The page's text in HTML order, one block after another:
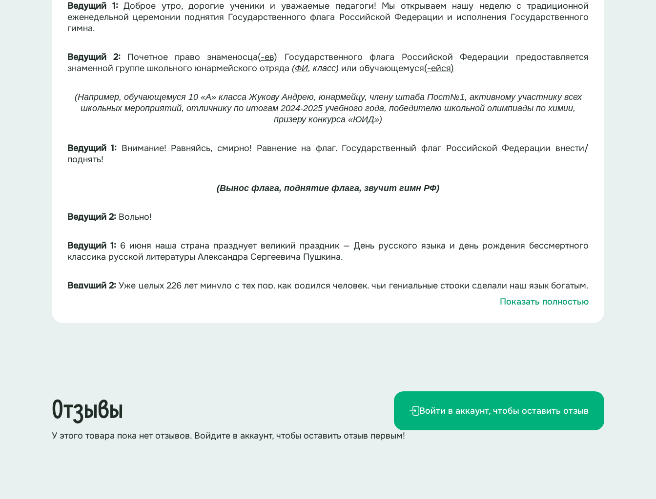
Ведущий 1: Доброе утро, дорогие ученики и уважаемые педагоги! Мы открываем нашу неделю с традиционной
еженедельной церемонии поднятия Государственного флага Российской Федерации и исполнения Государственного
гимна.
Ведущий 2: Почетное право знаменосца(-ев) Государственного флага Российской Федерации предоставляется
знаменной группе школьного юнармейского отряда (ФИ, класс) или обучающемуся(-ейся)
(Например, обучающемуся 10 «А»класса Жукову Андрею, юнармейцу, члену штаба Пост№1, активному участнику всех
школьных мероприятий, отличнику по итогам 2024-2025 учебного года, победителю школьной олимпиады по химии,
призеру конкурса «ЮИД»)
Ведущий 1: Внимание! Равняйсь, смирно! Равнение на флаг. Государственный флаг Российской Федерации внести/
поднять!
(Вынос флага, поднятие флага, звучит гимн РФ)
Ведущий 2: Вольно!
Ведущий 1: 6 июня наша страна празднует великий праздник — День русского языка и день рождения бессмертного
классика русской литературы Александра Сергеевича Пушкина.
Ведущий 2: Уже целых 226 лет минуло с тех пор, как родился человек, чьи гениальные строки сделали наш язык богатым,
певучим и поэтичным. Благодаря этому великому мастеру слова мы говорим ясно, думаем образно и чувствуем тонко.
Показать полностью
Отзывы Войти в аккаунт, чтобы оставить отзыв
У этого товара пока нет отзывов. Войдите в аккаунт, чтобы оставить отзыв первым!